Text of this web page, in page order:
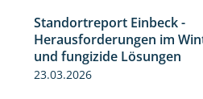
Standortreport Einbeck -
Herausforderungen im
und fungizide Lösungen
23.03.2026